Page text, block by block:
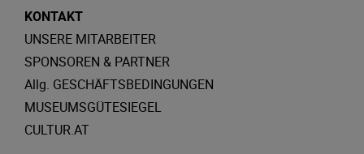
KONTAKT
UNSERE MITARBEITER
SPONSOREN & PARTNER
Allg. GESCHÄFTSBEDINGUNGEN
MUSEUMSGÜTESIEGEL
CULTUR.AT